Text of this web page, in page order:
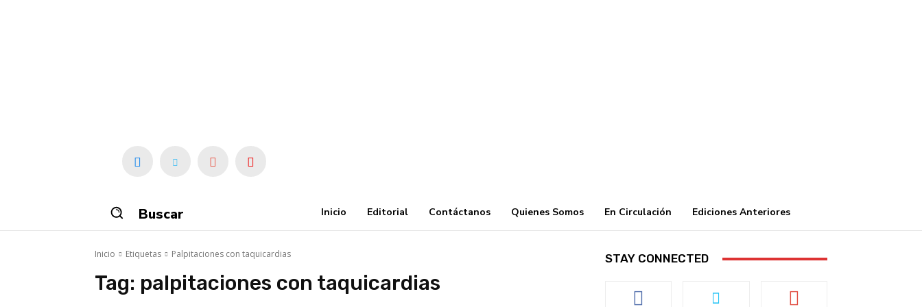
Buscar Inicio Editorial Contáctanos Quienes Somos En Circulación Ediciones Anteriores
Inicio Etiquetas Palpitaciones con taquicardias
Tag: palpitaciones con taquicardias
STAY CONNECTED